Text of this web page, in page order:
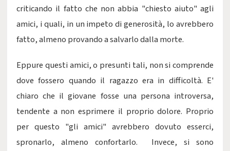
criticando il fatto che non abbia "chiesto aiuto" agli
amici, i quali, in un impeto di generosità, lo avrebbero
fatto, almeno provando a salvarlo dalla morte.
Eppure questi amici, o presunti tali, non si comprende
dove fossero quando il ragazzo era in difficoltà. E'
chiaro che il giovane fosse una persona introversa,
tendente a non esprimere il proprio dolore. Proprio
per questo "gli amici" avrebbero dovuto esserci,
spronarlo, almeno confortarlo. Invece, si sono